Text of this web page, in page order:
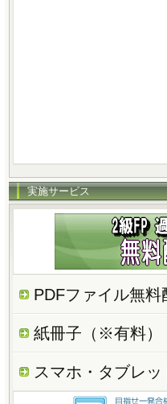
実施サービス
PDFファイル無料
紙冊子（※有料）
スマホ・タブレッ